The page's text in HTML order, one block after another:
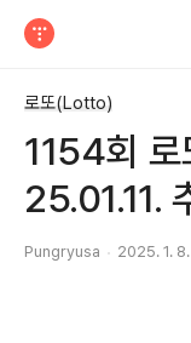
로또(Lotto)
1154회
25.01.11.
Pungryusa 2025. 1.